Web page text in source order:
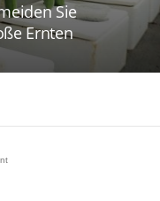
Sie
Ernten